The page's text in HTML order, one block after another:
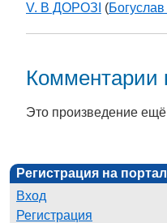
V. В ДОРОЗІ (Богуслав
Комментарии
Это произведение
Регистрация на
Вход
Регистрация